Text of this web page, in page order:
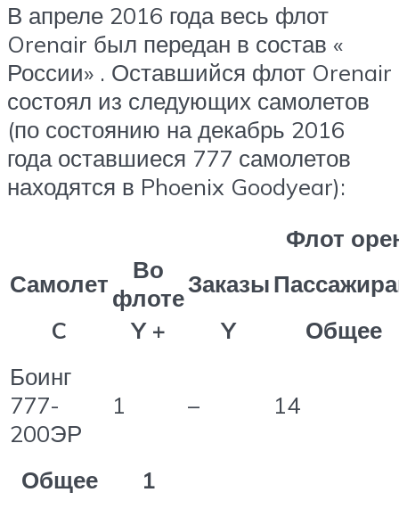
В апреле 2016 года весь флот
Orenair был передан в состав «
России» . Оставшийся флот Orenair
состоял из следующих самолетов
(по состоянию на декабрь 2016
года оставшиеся 777 самолетов
находятся в Phoenix Goodyear):
Флот
Самолет
Во
флотеЗаказы
C
Y + Y
Общее
Боинг
777-
200ЭР
1 – 14
Общее 1